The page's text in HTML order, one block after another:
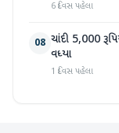
6 દિવસ પહેલા
08 ચાંદી 5,000
વધ્યા
1 દિવસ પહેલા